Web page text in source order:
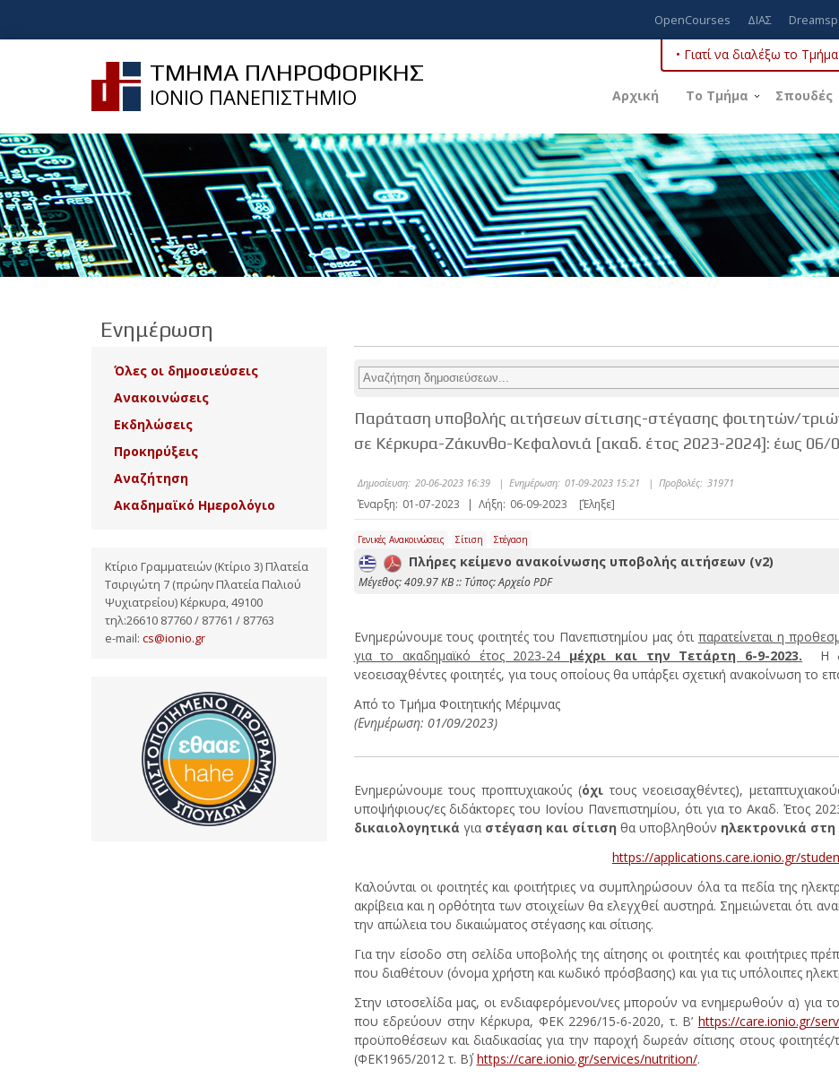
OpenCourses ΔΙΑΣ
ΤΜΗΜΑ ΠΛΗΡΟΦΟΡΙΚΗΣ
ΙΟΝΙΟ ΠΑΝΕΠΙΣΤΗΜΙΟ
• Γιατί να διαλέξω το
Αρχική Το Τμήμα Σπουδές
Παράταση υποβολής αιτήσεων σίτισης-στέγασης φοιτητών/
σε Κέρκυρα-Ζάκυνθο-Κεφαλονιά [ακαδ. έτος 2023-2024]: έως 06/
Δημοσίευση: 20-06-2023 16:39 | Ενημέρωση: 01-09-2023 15:21 | Προβολές: 31971
Έναρξη: 01-07-2023 | Λήξη: 06-09-2023 [Έληξε]
Γενικές Ανακοινώσεις Σίτιση Στέγαση
Πλήρες κείμενο ανακοίνωσης υποβολής αιτήσεων (v2)
Mέγεθος: 409.97 KB :: Τύπος: Αρχείο PDF
Ενημερώνουμε τους φοιτητές του Πανεπιστημίου μας ότι παρατείνεται η
για το ακαδημαϊκό έτος 2023-24 μέχρι και την Τετάρτη 6-9-2023. Η
νεοεισαχθέντες φοιτητές, για τους οποίους θα υπάρξει σχετική ανακοίνωση το
Από το Τμήμα Φοιτητικής Μέριμνας
(Ενημέρωση: 01/09/2023)
Ενημερώνουμε τους προπτυχιακούς (όχι τους νεοεισαχθέντες),
υποψήφιους/ες διδάκτορες του Ιονίου Πανεπιστημίου, ότι για το Ακαδ. Έτος
δικαιολογητικά για στέγαση και σίτιση θα υποβληθούν ηλεκτρονικά στη
https://applications.care.ionio.gr/
Καλούνται οι φοιτητές και φοιτήτριες να συμπληρώσουν όλα τα πεδία της
ακρίβεια και η ορθότητα των στοιχείων θα ελεγχθεί αυστηρά. Σημειώνεται ότι
την απώλεια του δικαιώματος στέγασης και σίτισης.
Για την είσοδο στη σελίδα υποβολής της αίτησης οι φοιτητές και φοιτήτριες
που διαθέτουν (όνομα χρήστη και κωδικό πρόσβασης) και για τις υπόλοιπες
Στην ιστοσελίδα μας, οι ενδιαφερόμενοι/νες μπορούν να ενημερωθούν α) για
που εδρεύουν στην Κέρκυρα, ΦΕΚ 2296/15-6-2020, τ. Β’ https://care.ionio.gr/
προϋποθέσεων και διαδικασίας για την παροχή δωρεάν σίτισης στους
(ΦΕΚ1965/2012 τ. Β΄)https://care.ionio.gr/services/nutrition/.
Ενημέρωση
Όλες οι δημοσιεύσεις
Ανακοινώσεις
Εκδηλώσεις
Προκηρύξεις
Αναζήτηση
Ακαδημαϊκό Ημερολόγιο
Κτίριο Γραμματειών (Κτίριο 3) Πλατεία
Τσιριγώτη 7 (πρώην Πλατεία Παλιού
Ψυχιατρείου) Κέρκυρα, 49100
τηλ:26610 87760 / 87761 / 87763
e-mail: cs@ionio.gr